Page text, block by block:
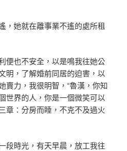
她就在離事業不遙的處所租
也不安全，以是鳴我往她公
明，了解婚前同居的迫害，以
賣力，我很明智，“魯漢，你知
世界的人，你是一個微笑可以
章：分房而睡，不克不及過火
時光，有天早晨，放工我往